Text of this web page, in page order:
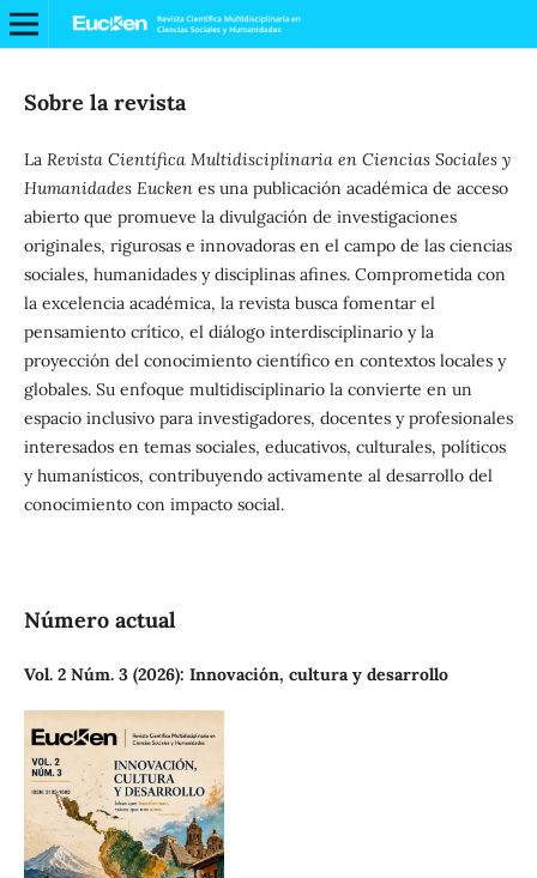
Sobre la revista
La Revista Científica Multidisciplinaria en Ciencias Sociales y
Humanidades Euckenes una publicación académica de acceso
abierto que promueve la divulgación de investigaciones
originales, rigurosas e innovadoras en el campo de las ciencias
sociales, humanidades y disciplinas afines. Comprometida con
la excelencia académica, la revista busca fomentar el
pensamiento crítico, el diálogo interdisciplinario y la
proyección del conocimiento científico en contextos locales y
globales. Su enfoque multidisciplinario la convierte en un
espacio inclusivo para investigadores, docentes y profesionales
interesados en temas sociales, educativos, culturales, políticos
y humanísticos, contribuyendo activamente al desarrollo del
conocimiento con impacto social.
Número actual
Vol. 2 Núm. 3 (2026): Innovación, cultura y desarrollo